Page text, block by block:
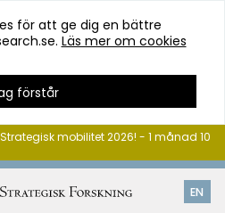
för att ge dig en bättre
Läs mer om cookies
förstår
EN
mobilitet 2026! - 1 månad 10